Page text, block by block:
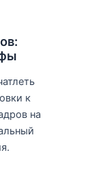
к
на